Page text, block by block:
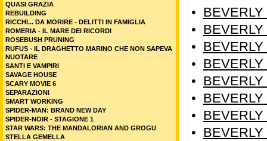
•
•
•
•
•
•
•
•
QUASI GRAZIA
REBUILDING
RICCHI... DA MORIRE - DELITTI IN FAMIGLIA
ROMERIA - IL MARE DEI RICORDI
ROSEBUSH PRUNING
RUFUS - IL DRAGHETTO MARINO CHE NON SAPEVA
NUOTARE
SANTI E VAMPIRI
SAVAGE HOUSE
SCARY MOVIE 6
SEPARAZIONI
SMART WORKING
SPIDER-MAN: BRAND NEW DAY
SPIDER-NOIR - STAGIONE 1
STAR WARS: THE MANDALORIAN AND GROGU
STELLA GEMELLA